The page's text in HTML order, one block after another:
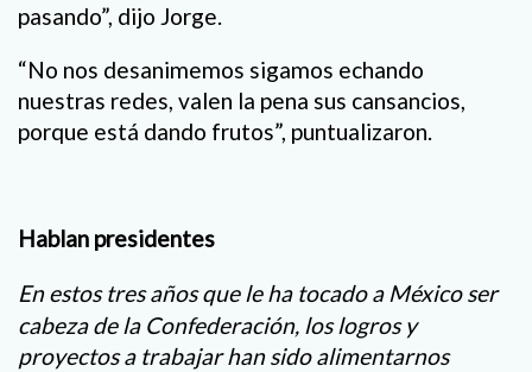
pasando”, dijo Jorge.
“No nos desanimemos sigamos echando
nuestras redes, valen la pena sus cansancios,
porque está dando frutos”, puntualizaron.
Hablan presidentes
En estos tres años que le ha tocado a México ser
cabeza de la Confederación, los logros y
proyectos a trabajar han sido alimentarnos